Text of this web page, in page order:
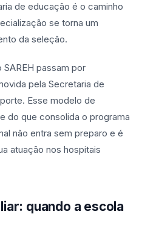
de educação é o caminho
se torna um
da seleção.
passam por
pela Secretaria de
Esse modelo de
do que consolida o programa
não entra sem preparo e é
atuação nos hospitais
quando a escola